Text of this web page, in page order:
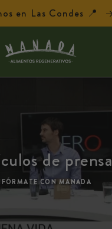
en Las Condes 📍
de prensa
CON MANADA